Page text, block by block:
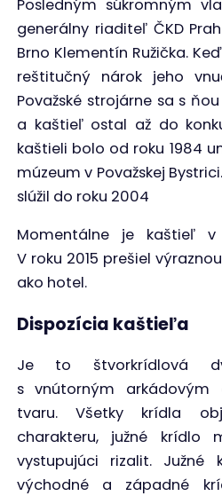
Posledným súkromným
generálny riaditeľ ČKD
Brno Klementín Ružička.
reštitučný nárok jeho
Považské strojárne sa s
a kaštieľ ostal až do
kaštieli bolo od roku 1984
múzeum v Považskej
slúžil do roku 2004
Momentálne je kaštieľ v
V roku 2015 prešiel
ako hotel.
Dispozícia kaštieľa
Je to štvorkrídlová
s vnútorným arkádovým
tvaru. Všetky krídla
charakteru, južné krídlo
vystupujúci rizalit. Južné
východné a západné